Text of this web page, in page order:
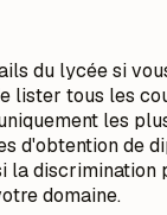
du lycée si
lister tous les
les
d'obtention de
la discrimination
domaine.